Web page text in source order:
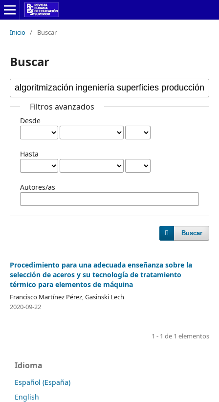
Inicio / Buscar
Buscar
Filtros avanzados
Desde
Hasta
Autores/as
Buscar
Procedimiento para una adecuada enseñanza sobre la
selección de aceros y su tecnología de tratamiento
térmico para elementos de máquina
Francisco Martínez Pérez, Gasinski Lech
2020-09-22
1 - 1 de 1 elementos
Idioma
Español (España)
English